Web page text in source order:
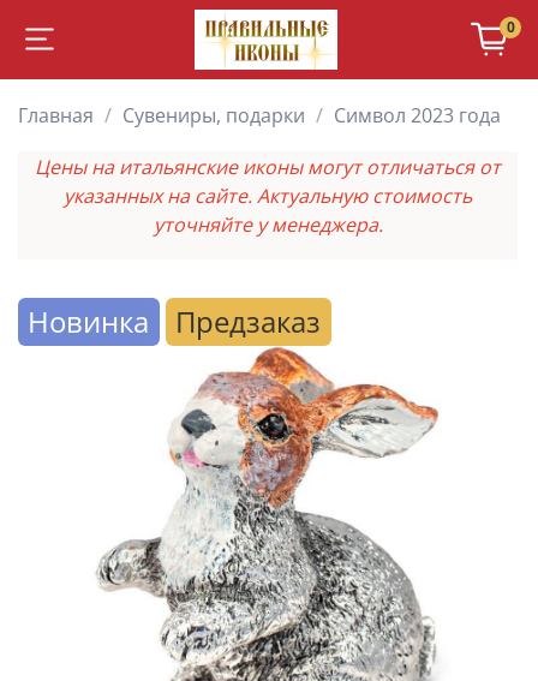
0
Главная Сувениры, подарки
Символ 2023 года
Цены на итальянские иконы могут отличаться от
указанных на сайте. Актуальную стоимость
уточняйте у менеджера.
Новинка Предзаказ